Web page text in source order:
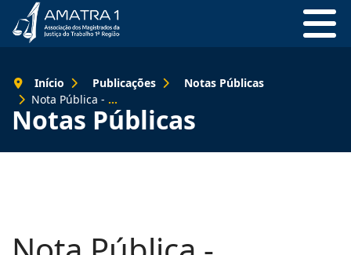
Notas Públicas
Início Publicações
Notas Públicas
Nota Pública - Amatra1 se posiciona quanto às manifestações do Sisejuf